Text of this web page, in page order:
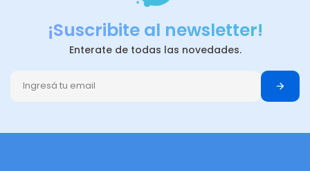
¡Suscribite al newsletter!
Enterate de todas las novedades.